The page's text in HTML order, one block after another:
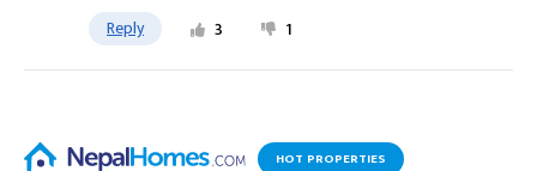
Reply 3 1
HOT PROPERTIES